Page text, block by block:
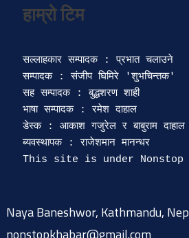
हाम्रो टिम
सल्लाहकार सम्पादक : प्रभात चलाउने
सम्पादक : संजीप घिमिरे 'शुभचिन्तक'
सह सम्पादक : बुद्धशरण शाही
भाषा सम्पादक : रमेश दाहाल
डेस्क : आकाश गजुरेल र बाबुराम दाहाल
ब्यवस्थापक : राजेशमान मानन्धर
Naya Baneshwor, Kathmandu,
nonstopkhabar@gmail.com